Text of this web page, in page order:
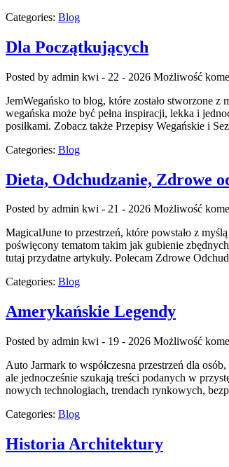
Categories: Blog
Dla Początkujących
Posted by admin kwi - 22 - 2026 Możliwość
JemWegańsko to blog, które zostało stworzone
wegańska może być pełna inspiracji, lekka i
posiłkami. Zobacz także Przepisy Wegańskie i
Categories: Blog
Dieta, Odchudzanie, Zdrowe
Posted by admin kwi - 21 - 2026 Możliwość
MagicalJune to przestrzeń, które powstało z
poświęcony tematom takim jak gubienie
tutaj przydatne artykuły. Polecam Zdrowe
Categories: Blog
Amerykańskie Legendy
Posted by admin kwi - 19 - 2026 Możliwość
Auto Jarmark to współczesna przestrzeń dla
ale jednocześnie szukają treści podanych w
nowych technologiach, trendach rynkowych,
Categories: Blog
Historia Architektury